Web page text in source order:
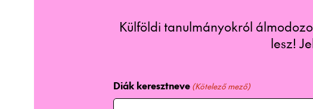
Külföldi tanulmányokról
lesz!
Diák keresztneve (Kötelező mező)